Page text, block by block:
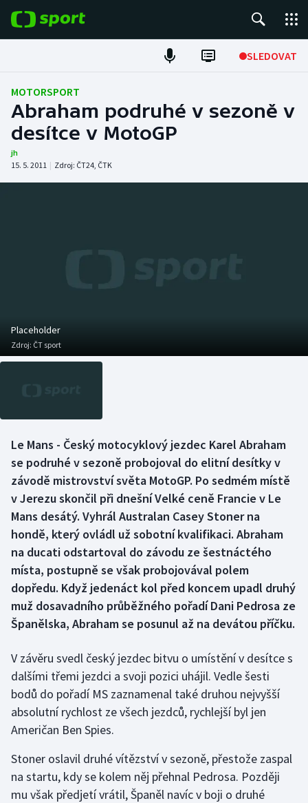
SLEDOVAT
Fotbal
Hokej
Atletika
Basketbal
Boby a skeleton
Box
Curling
Dostihy
Florbal
Futsal
Golf
Házená
Jezdectví
Krasobruslení
Historické návraty
AZ kvíz
MOTORSPORT
Abraham podruhé v sezoně v
desítce v MotoGP
jh
15. 5. 2011 | Zdroj: ČT24, ČTK
Placeholder
Zdroj: ČT sport
Le Mans - Český motocyklový jezdec Karel Abraham
se podruhé v sezoně probojoval do elitní desítky v
závodě mistrovství světa MotoGP. Po sedmém místě
v Jerezu skončil při dnešní Velké ceně Francie v Le
Mans desátý. Vyhrál Australan Casey Stoner na
hondě, který ovládl už sobotní kvalifikaci. Abraham
na ducati odstartoval do závodu ze šestnáctého
místa, postupně se však probojovával polem
dopředu. Když jedenáct kol před koncem upadl druhý
muž dosavadního průběžného pořadí Dani Pedrosa ze
Španělska, Abraham se posunul až na devátou příčku.
V závěru svedl český jezdec bitvu o umístění v desítce s
dalšími třemi jezdci a svoji pozici uhájil. Vedle šesti
bodů do pořadí MS zaznamenal také druhou nejvyšší
absolutní rychlost ze všech jezdců, rychlejší byl jen
Američan Ben Spies.
Stoner oslavil druhé vítězství v sezoně, přestože zaspal
na startu, kdy se kolem něj přehnal Pedrosa. Později
mu však předjetí vrátil, Španěl navíc v boji o druhé